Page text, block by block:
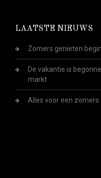
LAATSTE NIEUWS
Zomers genieten
De vakantie is
markt
Alles voor een